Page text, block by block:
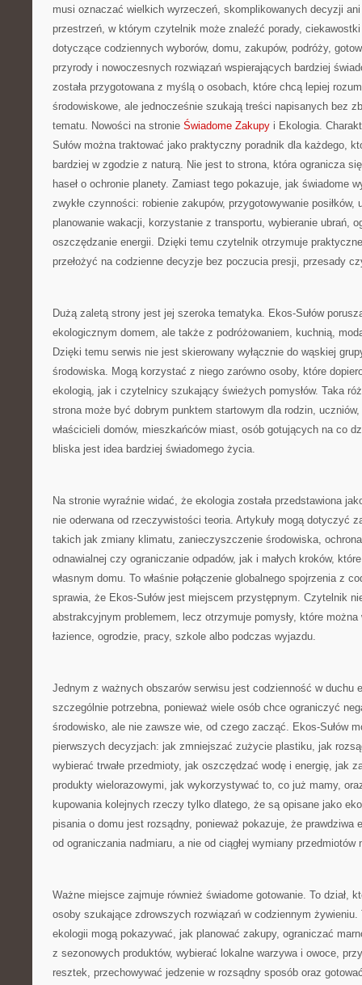
musi oznaczać wielkich wyrzeczeń, skomplikowanych decyzji
przestrzeń, w którym czytelnik może znaleźć porady,
dotyczące codziennych wyborów, domu, zakupów, podróży,
przyrody i nowoczesnych rozwiązań wspierających bardziej
została przygotowana z myślą o osobach, które chcą lepiej
środowiskowe, ale jednocześnie szukają treści napisanych bez
tematu. Nowości na stronie Świadome Zakupy i Ekologia.
Sułów można traktować jako praktyczny poradnik dla każdego,
bardziej w zgodzie z naturą. Nie jest to strona, która ogranicza
haseł o ochronie planety. Zamiast tego pokazuje, jak świadome
zwykłe czynności: robienie zakupów, przygotowywanie posiłków,
planowanie wakacji, korzystanie z transportu, wybieranie ubrań,
oszczędzanie energii. Dzięki temu czytelnik otrzymuje
przełożyć na codzienne decyzje bez poczucia presji, przesady
Dużą zaletą strony jest jej szeroka tematyka. Ekos-Sułów
ekologicznym domem, ale także z podróżowaniem, kuchnią,
Dzięki temu serwis nie jest skierowany wyłącznie do wąskiej
środowiska. Mogą korzystać z niego zarówno osoby, które
ekologią, jak i czytelnicy szukający świeżych pomysłów. Taka
strona może być dobrym punktem startowym dla rodzin,
właścicieli domów, mieszkańców miast, osób gotujących na co
bliska jest idea bardziej świadomego życia.
Na stronie wyraźnie widać, że ekologia została przedstawiona
nie oderwana od rzeczywistości teoria. Artykuły mogą dotyczyć
takich jak zmiany klimatu, zanieczyszczenie środowiska,
odnawialnej czy ograniczanie odpadów, jak i małych kroków,
własnym domu. To właśnie połączenie globalnego spojrzenia z
sprawia, że Ekos-Sułów jest miejscem przystępnym. Czytelnik
abstrakcyjnym problemem, lecz otrzymuje pomysły, które
łazience, ogrodzie, pracy, szkole albo podczas wyjazdu.
Jednym z ważnych obszarów serwisu jest codzienność w duchu
szczególnie potrzebna, ponieważ wiele osób chce ograniczyć
środowisko, ale nie zawsze wie, od czego zacząć. Ekos-Sułów
pierwszych decyzjach: jak zmniejszać zużycie plastiku, jak
wybierać trwałe przedmioty, jak oszczędzać wodę i energię, jak
produkty wielorazowymi, jak wykorzystywać to, co już mamy,
kupowania kolejnych rzeczy tylko dlatego, że są opisane jako
pisania o domu jest rozsądny, ponieważ pokazuje, że prawdziwa
od ograniczania nadmiaru, a nie od ciągłej wymiany przedmiotów
Ważne miejsce zajmuje również świadome gotowanie. To dział,
osoby szukające zdrowszych rozwiązań w codziennym
ekologii mogą pokazywać, jak planować zakupy, ograniczać
z sezonowych produktów, wybierać lokalne warzywa i owoce,
resztek, przechowywać jedzenie w rozsądny sposób oraz